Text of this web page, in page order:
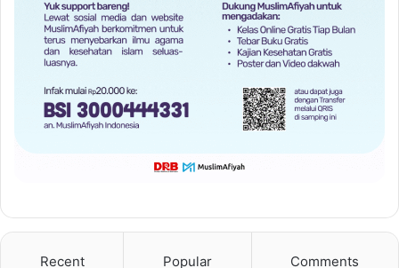
Recent Popular Comments